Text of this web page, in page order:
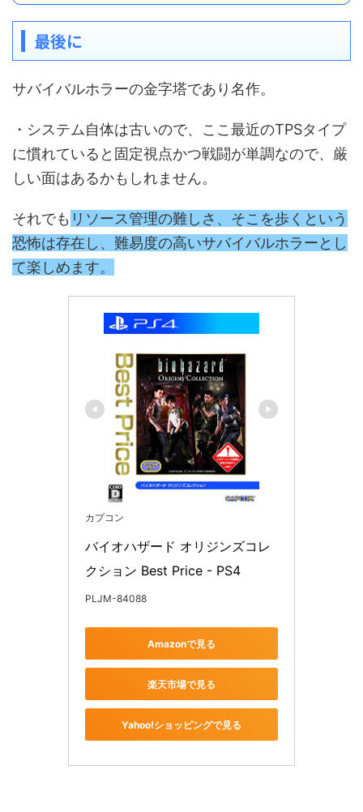
最後に
サバイバルホラーの金字塔であり名作。
・システム自体は古いので、ここ最近のTPSタイプ
に慣れていると固定視点かつ戦闘が単調なので、厳
しい面はあるかもしれません。
それでも リソース管理の難しさ、そこを歩くという
恐怖は存在し、難易度の高いサバイバルホラーとし
て楽しめます。
カプコン
バイオハザード オリジンズコレ
クション Best Price - PS4
PLJM-84088
Amazonで見る
楽天市場で見る
Yahoo!ショッピングで見る